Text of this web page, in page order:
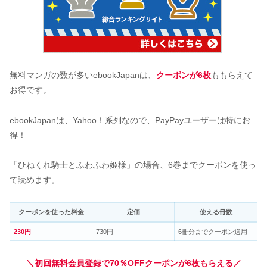
無料マンガの数が多いebookJapanは、 クーポンが6枚ももらえて
お得です。
ebookJapanは、Yahoo！系列なので、PayPayユーザーは特にお
得！
「ひねくれ騎士とふわふわ姫様」の場合、6巻までクーポンを使っ
て読めます。
クーポンを使った料金 定価 使える冊数
230円 730円 6冊分までクーポン適用
＼初回無料会員登録で70％OFFクーポンが6枚もらえる／